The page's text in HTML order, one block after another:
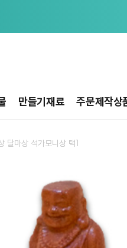
만들기재료 주문제작상
달마상 석가모니상 택1